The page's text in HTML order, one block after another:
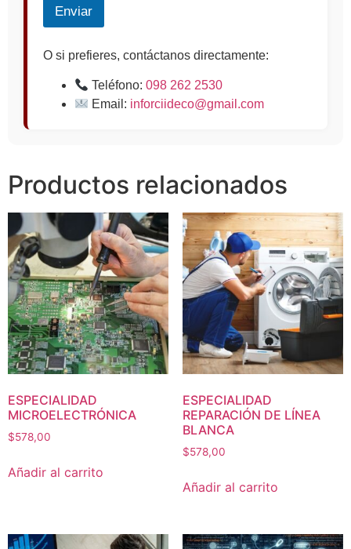
Enviar
O si prefieres, contáctanos directamente:
Teléfono:098 262 2530
Email: inforciideco@gmail.com
Productos relacionados
ESPECIALIDAD
MICROELECTRÓNICA
$578,00
Añadir al carrito
ESPECIALIDAD
REPARACIÓN DE LÍNEA
BLANCA
$578,00
Añadir al carrito